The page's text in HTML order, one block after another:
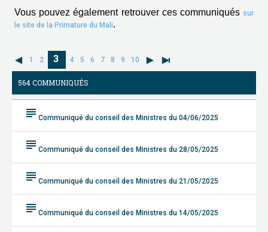
Vous pouvez également retrouver ces communiqués sur
le site de la Primature du Mali.
1 2 3 4 5 6 7 8 9 10
564 COMMUNIQUÉS
subject Communiqué du conseil des Ministres du 04/06/2025
subject Communiqué du conseil des Ministres du 28/05/2025
subject Communiqué du conseil des Ministres du 21/05/2025
subject Communiqué du conseil des Ministres du 14/05/2025